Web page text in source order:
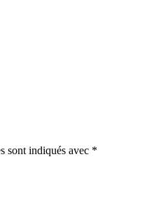
sont indiqués avec *